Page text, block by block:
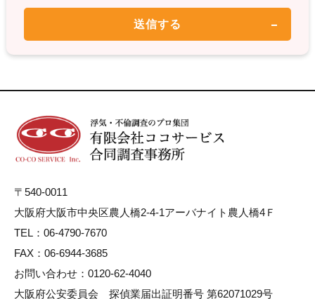
〒540-0011
大阪府大阪市中央区農人橋2-4-1アーバナイト農人橋4Ｆ
TEL：06-4790-7670
FAX：06-6944-3685
お問い合わせ：0120-62-4040
大阪府公安委員会 探偵業届出証明番号 第62071029号